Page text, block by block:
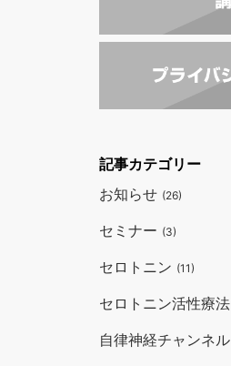
記事カテゴリー
お知らせ (26)
セミナー (3)
セロトニン (11)
セロトニン活性療法
自律神経チャンネル